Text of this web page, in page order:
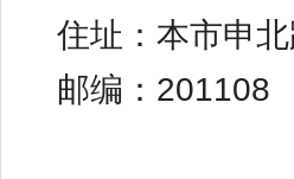
住址：本市申
邮编：201108